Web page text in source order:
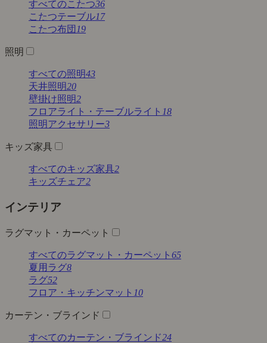
すべてのこたつ36
こたつテーブル17
こたつ布団 19
照明
すべての照明43
天井照明20
壁掛け照明2
フロアライト・テーブルライト 18
照明アクセサリー3
キッズ家具
すべてのキッズ家具2
キッズチェア2
インテリア
ラグマット・カーペット
すべてのラグマット・カーペット 65
夏用ラグ8
ラグ52
フロア・キッチンマット 10
カーテン・ブラインド
すべてのカーテン・ブラインド24